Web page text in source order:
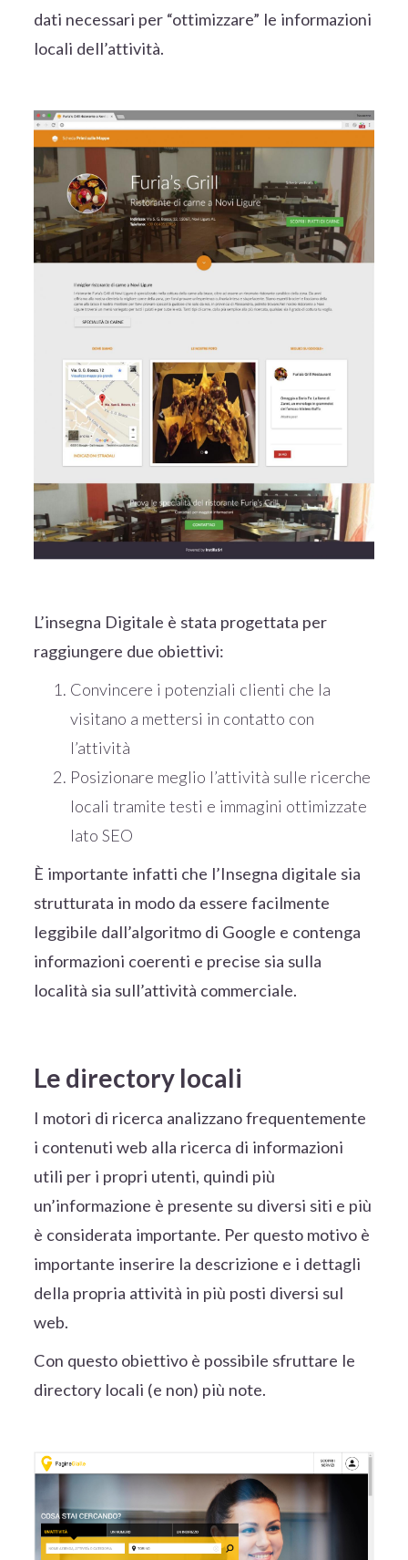
dati necessari per “ottimizzare” le informazioni
locali dell’attività.
L’insegna Digitale è stata progettata per
raggiungere due obiettivi:
Convincere i potenziali clienti che la
visitano a mettersi in contatto con
l’attività
Posizionare meglio l’attività sulle ricerche
locali tramite testi e immagini ottimizzate
lato SEO
È importante infatti che l’Insegna digitale sia
strutturata in modo da essere facilmente
leggibile dall’algoritmo di Google e contenga
informazioni coerenti e precise sia sulla
località sia sull’attività commerciale.
Le directory locali
I motori di ricerca analizzano frequentemente
i contenuti web alla ricerca di informazioni
utili per i propri utenti, quindi più
un’informazione è presente su diversi siti e più
è considerata importante. Per questo motivo è
importante inserire la descrizione e i dettagli
della propria attività in più posti diversi sul
web.
Con questo obiettivo è possibile sfruttare le
directory locali (e non) più note.